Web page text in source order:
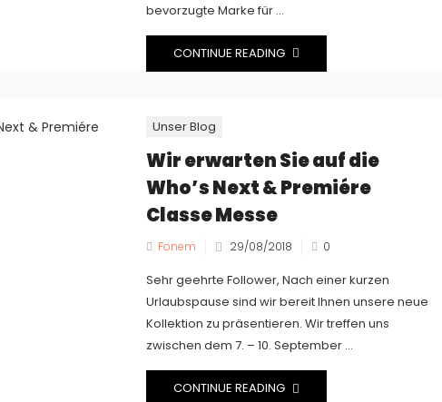
bevorzugte Marke für ...
CONTINUE READING
Unser Blog
Wir erwarten Sie auf die
Who’s Next & Premiére
Classe Messe
Fonem 29/08/2018 0
Sehr geehrte Follower, Nach einer kurzen
Urlaubspause sind wir bereit Ihnen unsere neue
Kollektion zu präsentieren. Wir treffen uns
zwischen dem 7. – 10. September ...
CONTINUE READING